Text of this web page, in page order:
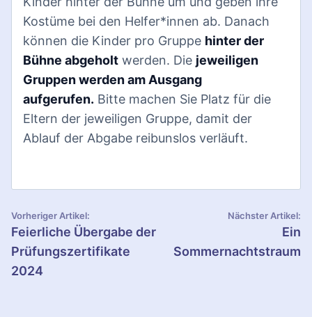
Kostüme bei den Helfer*innen ab. Danach
können die Kinder pro Gruppe hinter der
Bühne abgeholt werden. Die jeweiligen
Gruppen werden am Ausgang
aufgerufen. Bitte machen Sie Platz für die
Eltern der jeweiligen Gruppe, damit der
Ablauf der Abgabe reibunslos verläuft.
B
e
i
Vorheriger Artikel:
Feierliche Übergabe der
Prüfungszertifikate
2024
Nächster Artikel:
Ein
Sommernachtstraum